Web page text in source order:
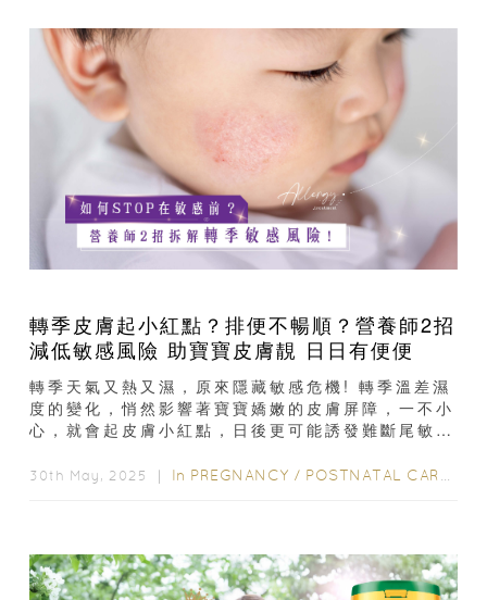
轉季皮膚起小紅點？排便不暢順？營養師2招
減低敏感風險 助寶寶皮膚靚 日日有便便
轉季天氣又熱又濕，原來隱藏敏感危機! 轉季溫差濕
度的變化，悄然影響著寶寶嬌嫩的皮膚屏障，一不小
心，就會起皮膚小紅點，日後更可能誘發難斷尾敏
30th May, 2025 ｜ In PREGNANCY / POSTNATAL CARE